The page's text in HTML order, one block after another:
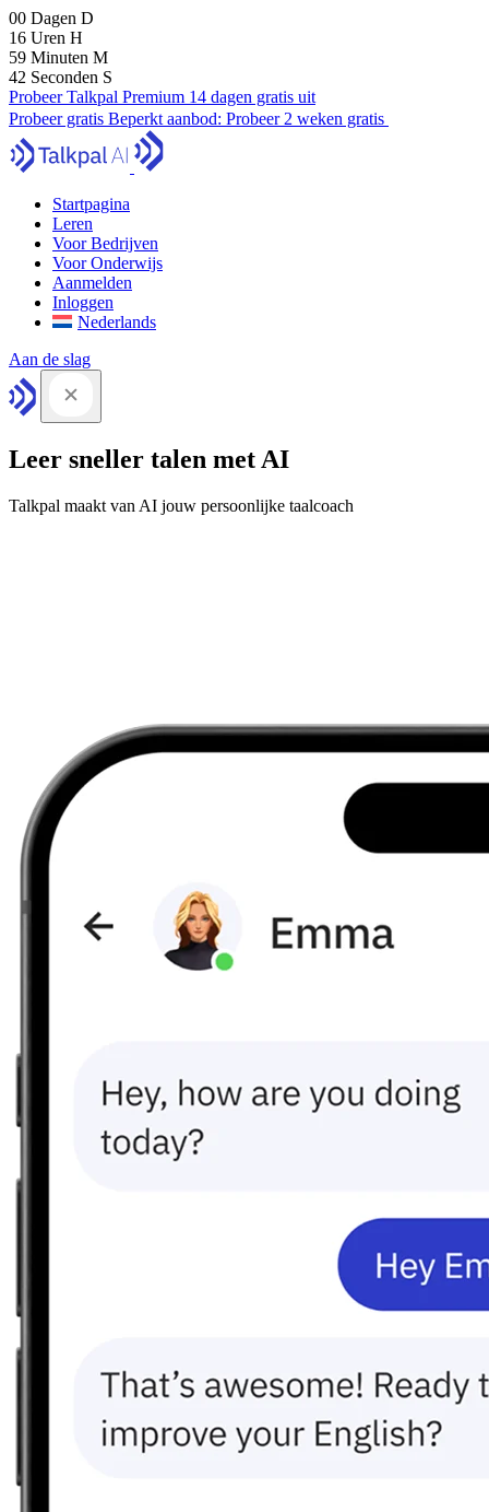
00 Dagen D
16 Uren H
59 Minuten M
42 Seconden S
Probeer Talkpal Premium 14 dagen gratis uit
Probeer gratis Beperkt aanbod: Probeer 2 weken gratis
Startpagina
Leren
Voor Bedrijven
Voor Onderwijs
Aanmelden
Inloggen
Nederlands
Aan de slag
Leer sneller talen met AI
Talkpal maakt van AI jouw persoonlijke taalcoach